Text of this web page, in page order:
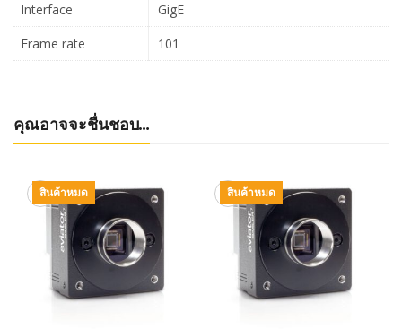
Interface
GigE
Frame rate
101
คุณอาจจะชื่นชอบ…
สินค้าหมด สินค้าหมด